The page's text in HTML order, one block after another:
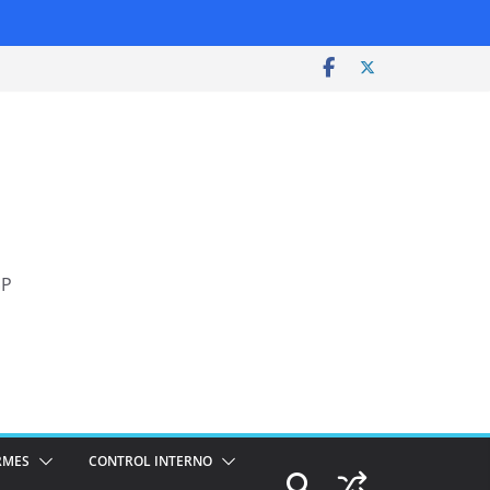
CONTROL INTERNO